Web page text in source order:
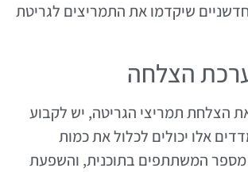
שיקדמו את התמריצים לגריטת
הצלחה
הצלחת תמריצי הגריטה, יש לקבוע
אלו יכולים לכלול את כמות
מספר המשתתפים בתוכנית, והשפעת